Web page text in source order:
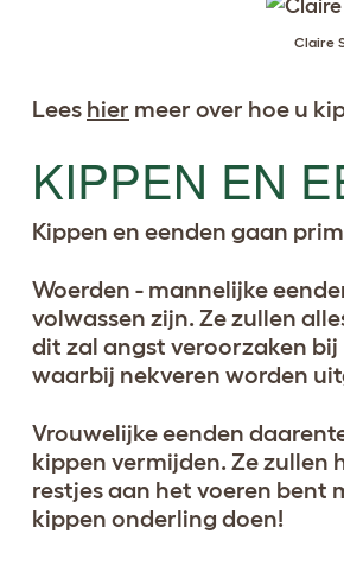
Claire
Lees hier meer over hoe u
KIPPEN EN
Kippen en eenden gaan
Woerden - mannelijke
volwassen zijn. Ze zullen
dit zal angst veroorzaken
waarbij nekveren worden
Vrouwelijke eenden
kippen vermijden. Ze zullen
restjes aan het voeren bent
kippen onderling doen!